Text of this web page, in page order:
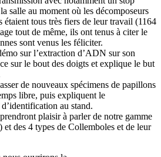
salle au moment où les décomposeurs
étaient tous très fiers de leur travail (1164
tout de même, ils ont tenus à citer le
sont venus les féliciter.
sur l’extraction d’ADN sur son
sur le bout des doigts et explique le but
de nouveaux spécimens de papillons
libre, puis expliquent le
au stand.
plaisir à parler de notre gamme
et des 4 types de Collemboles et de leur